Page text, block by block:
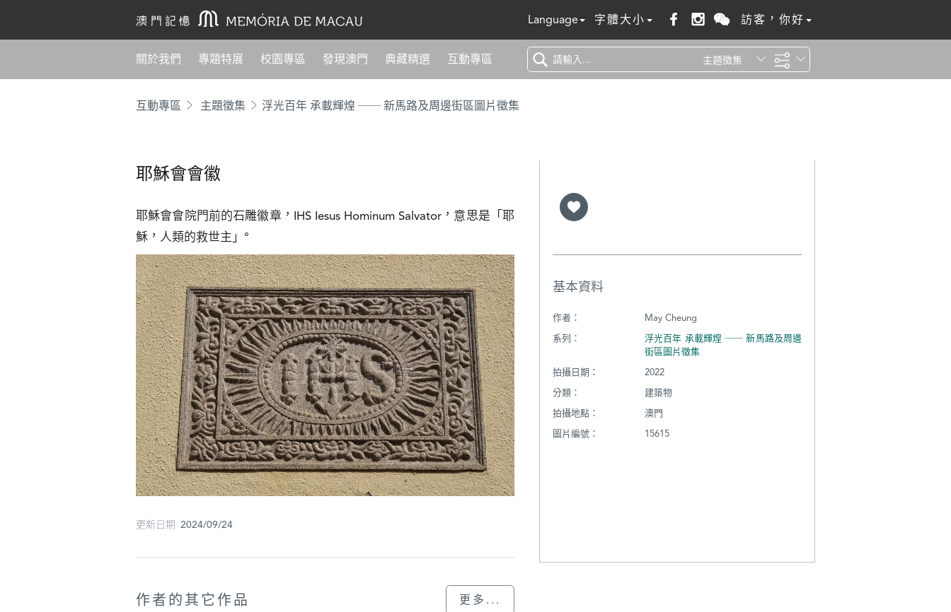
Language 字體大小 訪客，你好
關於我們 專題特展 校園專區 發現澳門 典藏精選 互動專區 主題徵集
互動專區 主題徵集 浮光百年 承載輝煌 ── 新馬路及周邊街區圖片徵集
耶穌會會徽
耶穌會會院門前的石雕徽章，IHS Iesus Hominum Salvator，意思是「耶
穌，人類的救世主」°
更新日期 2024/09/24
作者的其它作品 更多...
基本資料
作者：
May Cheung
系列：
浮光百年 承載輝煌 ── 新馬路及周邊
街區圖片徵集
拍攝日期：
2022
分類：
建築物
拍攝地點：
澳門
圖片編號：
15615